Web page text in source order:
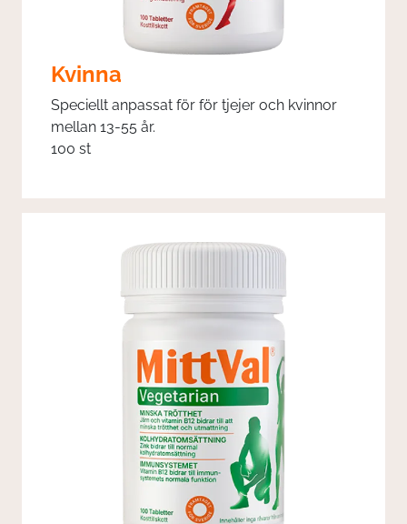
Kvinna
Speciellt anpassat för för tjejer och kvinnor
mellan 13-55 år.
100 st